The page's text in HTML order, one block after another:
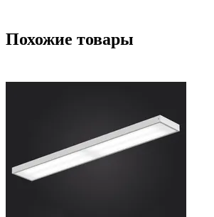
Похожие товары